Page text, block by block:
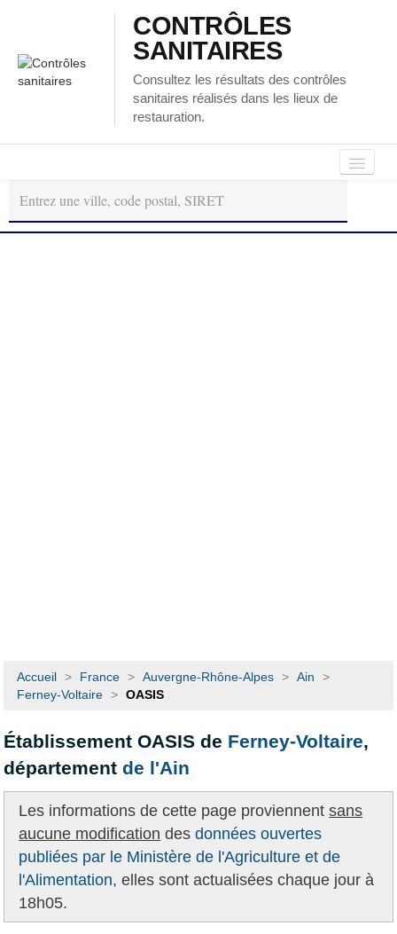
CONTRÔLES
SANITAIRES
Consultez les résultats des contrôles
sanitaires réalisés dans les lieux de
restauration.
Autour
de
moi
Régions
Accueil > France > Auvergne-Rhône-Alpes > Ain
>
Ferney-Voltaire > OASIS
Établissement OASIS de Ferney-Voltaire,
départementde l'Ain
Les informations de cette page proviennentsans
aucune modification desdonnées ouvertes
publiées par le Ministère de l'Agriculture et de
l'Alimentation, elles sont actualisées chaque jour à
18h05.